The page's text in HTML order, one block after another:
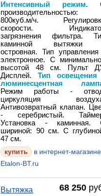
Интенсивный режим.
производительностью:
800куб.м/ч.
скорости.
загрязнения фильтра.
каминной вытяжки
островная. Тип
электронное. С
высотой 48 см. Пульт
Дисплей.Тип
люминесцентная
Режим работы -
циркуляция
Антивозвратный клапан.
- серебристый.
Установка - каминная.
шириной: 90 см. С
47 см.
в интернет-магазине
Etalon-BT.ru
68 250
Вытяжка